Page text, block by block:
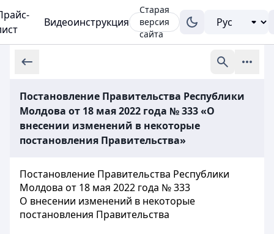
Видеоинструкция
Старая
версия
сайта
Постановление Правительства Республики
Молдова от 18 мая 2022 года № 333 «О
внесении изменений в некоторые
постановления Правительства»
Постановление Правительства Республики
Молдова от 18 мая 2022 года № 333
О внесении изменений в некоторые
постановления Правительства